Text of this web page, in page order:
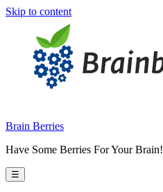
Skip to content
Brain Berries
Have Some Berries For Your Brain!
☰